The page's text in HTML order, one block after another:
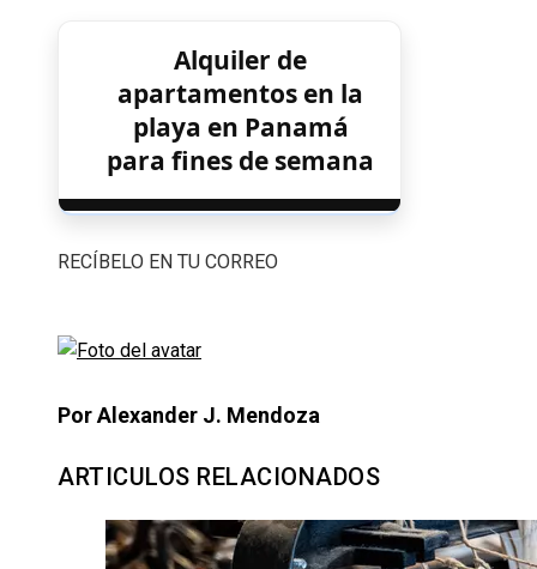
Alquiler de
apartamentos en la
playa en Panamá
para fines de semana
RECÍBELO EN TU CORREO
Por Alexander J. Mendoza
ARTICULOS RELACIONADOS